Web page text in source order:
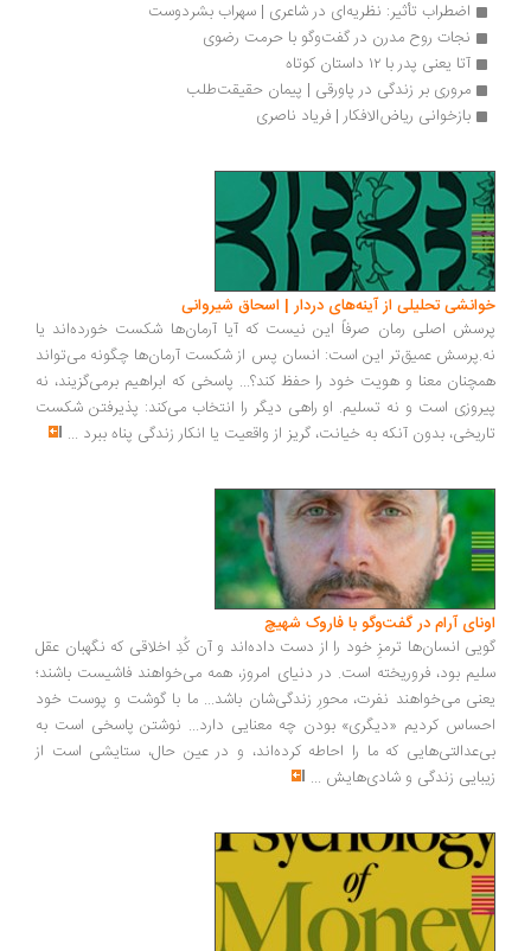
اضطراب تأثیر: نظریه‌ای در شاعری | سهراب بشردوست
نجات روح مدرن در گفت‌وگو با حرمت رضوی
آتا یعنی پدر با ۱۲ داستان کوتاه
مروری بر زندگی در پاورقی | پیمان حقیقت‌طلب
بازخوانی ریاض‌الافکار | فریاد ناصری
تحلیلی از آینه‌های دردار | اسحاق شیروانی
اصلی رمان صرفاً این نیست که آیا آرمان‌ها شکست خورده‌اند یا
عمیق‌تر این است: انسان پس از شکست آرمان‌ها چگونه می‌تواند
معنا و هویت خود را حفظ کند؟... پاسخی که ابراهیم برمی‌گزیند، نه
است و نه تسلیم. او راهی دیگر را انتخاب می‌کند: پذیرفتن شکست
بدون آنکه به خیانت، گریز از واقعیت یا انکار زندگی پناه ببرد...
آرام در گفت‌وگو با فاروک شهیچ‭
انسان‌ها ترمزِ خود را از دست داده‌اند و آن کُدِ اخلاقی که نگهبان عقل
بود، فروریخته است. در دنیای امروز، همه می‌خواهند فاشیست باشند؛
می‌خواهند نفرت، محورِ زندگی‌شان باشد... ما با گوشت و پوست خود
کردیم «دیگری» بودن چه معنایی دارد... نوشتن پاسخی است به
که ما را احاطه کرده‌اند، و در عین حال، ستایشی است از
زندگی و شادی‌هایش...